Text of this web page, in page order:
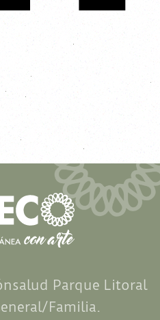
Parque Litoral
Familia.